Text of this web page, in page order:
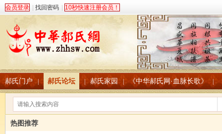
会员登录 找回密码 10秒快速注册会员！
郝氏门户 | 郝氏论坛 郝氏家园 《中华郝氏网·血脉长歌》
热图推荐